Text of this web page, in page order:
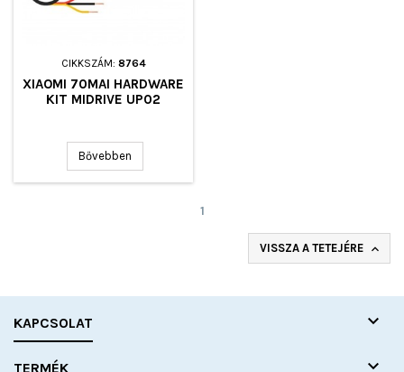
CIKKSZÁM: 8764
XIAOMI 70MAI HARDWARE
KIT MIDRIVE UP02
Bővebben
1
VISSZA A TETEJÉRE 
KAPCSOLAT 
TERMÉK 